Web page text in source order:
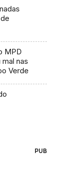
MPD
nas
Verde
PUB